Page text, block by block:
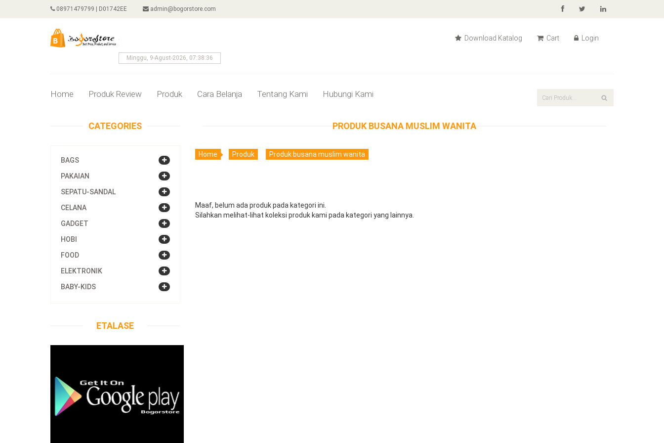
08971479799 | D01742EE admin@bogorstore.com
Minggu, 9-Agust-2026, 07:38:36
Download Katalog Cart Login
Home Produk Review Produk Cara Belanja Tentang Kami Hubungi Kami
CATEGORIES
BAGS
PAKAIAN
SEPATU-SANDAL
CELANA
GADGET
HOBI
FOOD
ELEKTRONIK
BABY-KIDS
ETALASE
PRODUK BUSANA MUSLIM WANITA
Home Produk Produk busana muslim wanita
Maaf, belum ada produk pada kategori ini.
Silahkan melihat-lihat koleksi produk kami pada kategori yang lainnya.